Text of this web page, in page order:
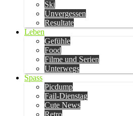
Ski
Unvergessen
Resultate
Leben
Gefühle
Food
Filme und Serien
Unterwegs
Spass
Picdump
Fail-Dienstag
Cute News
Retro